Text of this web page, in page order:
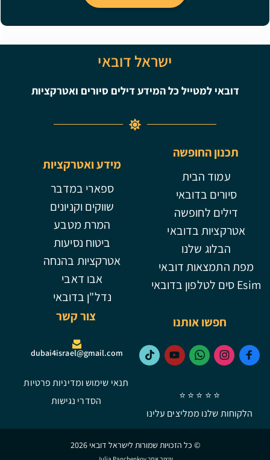
ישראל דובאי
דובאי למטייל כל המידע דילים סיורים ואטרקציות
תכנון החופשה
עמוד הבית
סיורים בדובאי
דילים לחופשה
אטרקציות בדובאי
הבלוג שלנו
מפת התמצאות דובאי
Esim סים לטלפון בדובאי
מידע ואטרקציות
ספארי במדבר
שווקים וקניונים
המרת מטבע
ביטוח נסיעות
אטרקציות בהנחה
אבו דאבי
נדל"ן בדובאי
חפשו אותנו
⭐ ⭐ ⭐ ⭐ ⭐
הלקוחות שלנו ממליצים עלינו
צור קשר
dubai4israel@gmail.com
תנאי שימוש ומדיניות פרטיות
הסדרי נגישות
© כל הזכויות שמורות לישראל דובאי 2026